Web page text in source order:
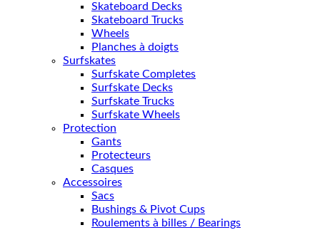
Skateboard Decks
Skateboard Trucks
Wheels
Planches à doigts
Surfskates
Surfskate Completes
Surfskate Decks
Surfskate Trucks
Surfskate Wheels
Protection
Gants
Protecteurs
Casques
Accessoires
Sacs
Bushings & Pivot Cups
Roulements à billes / Bearings